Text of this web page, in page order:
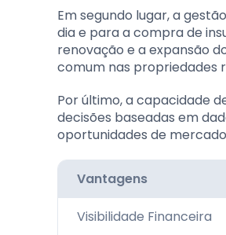
Em segundo lugar, a
dia e para a compra de
renovação e a expansão
comum nas propriedades
Por último, a capacidade
decisões baseadas em
oportunidades de
Vantagens
Visibilidade Financeira